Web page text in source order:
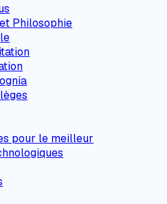
Philosophie
pour le meilleur